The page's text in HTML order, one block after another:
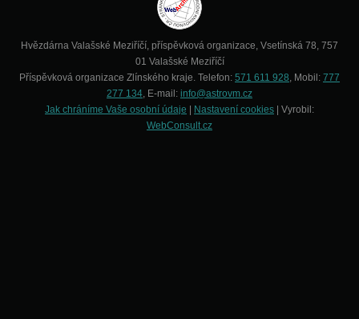
Hvězdárna Valašské Meziříčí, příspěvková organizace, Vsetínská 78, 757
01 Valašské Meziříčí
Příspěvková organizace Zlínského kraje. Telefon: 571 611 928, Mobil: 777
277 134, E-mail: info@astrovm.cz
Jak chráníme Vaše osobní údaje
Nastavení cookies | Vyrobil:
WebConsult.cz